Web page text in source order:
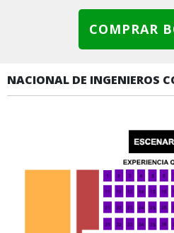
COMPRAR
NACIONAL DE INGENIEROS